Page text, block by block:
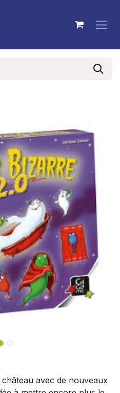
avec de nouveaux